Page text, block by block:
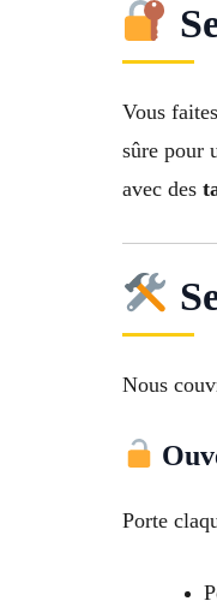
Vous
sûre pour
avec des
Nous
Porte